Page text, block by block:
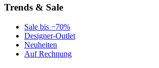
Trends & Sale
Sale bis −70%
Designer-Outlet
Neuheiten
Auf Rechnung